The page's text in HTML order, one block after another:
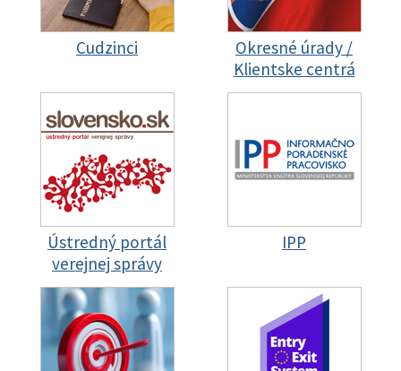
Cudzinci
Okresné úrady /
Klientske centrá
Ústredný portál
verejnej správy
IPP